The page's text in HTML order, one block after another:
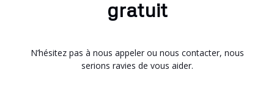
gratuit
N’hésitez pas à nous appeler ou nous contacter, nous
serions ravies de vous aider.